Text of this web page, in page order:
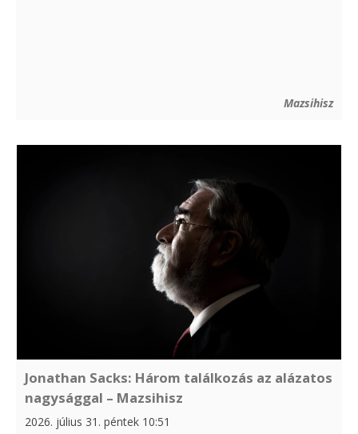
Mazsihisz
Jonathan Sacks: Három találkozás az alázatos
nagysággal – Mazsihisz
2026. július 31. péntek 10:51